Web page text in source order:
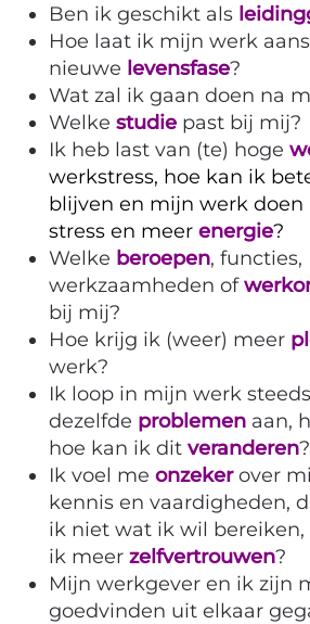
Ben ik geschikt als
Hoe laat ik mijn werk
nieuwe levensfase?
Wat zal ik gaan doen na
Welke studie past bij mij?
Ik heb last van (te) hoge
werkstress, hoe kan ik
blijven en mijn werk
stress en meer energie?
Welke beroepen, functies,
werkzaamheden of
bij mij?
Hoe krijg ik (weer) meer
werk?
Ik loop in mijn werk
dezelfde problemen aan,
hoe kan ik dit veranderen?
Ik voel me onzekerover
kennis en vaardigheden,
ik niet wat ik wil
ik meer zelfvertrouwen?
Mijn werkgever en ik zijn
goedvinden uit elkaar